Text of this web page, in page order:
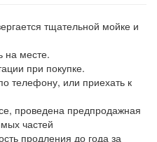
тщательной мойке и
на месте.
при покупке.
телефону, или приехать к
проведена предпродажная
частей
продления до года за